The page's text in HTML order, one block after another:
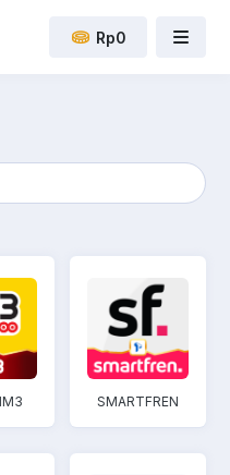
Rp0
SMARTFREN